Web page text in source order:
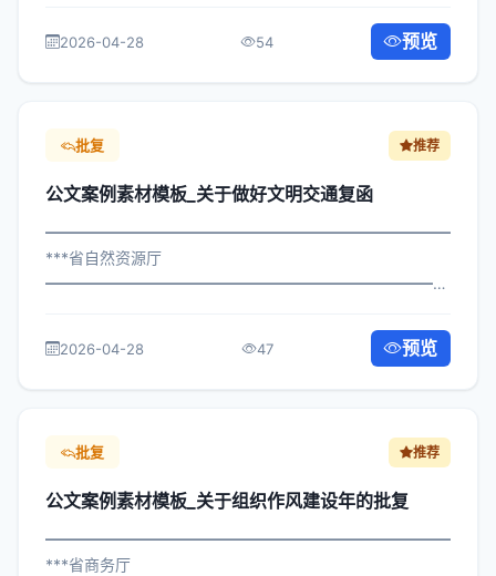
构： 为深入贯彻落实习近平总书记...
2026-04-28 54 预览
批复 推荐
公文案例素材模板_关于做好文明交通复函
***省自然资源厅
深入贯彻落实习近平总书记关于关...
2026-04-28 47 预览
批复 推荐
公文案例素材模板_关于组织作风建设年的批复
***省商务厅